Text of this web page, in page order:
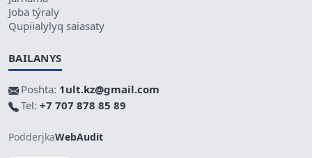
Joba týraly
Qupiialylyq saiasaty
BAILANYS
Poshta: 1ult.kz@gmail.com
Tel: +7 707 878 85 89
PodderjkaWebAudit